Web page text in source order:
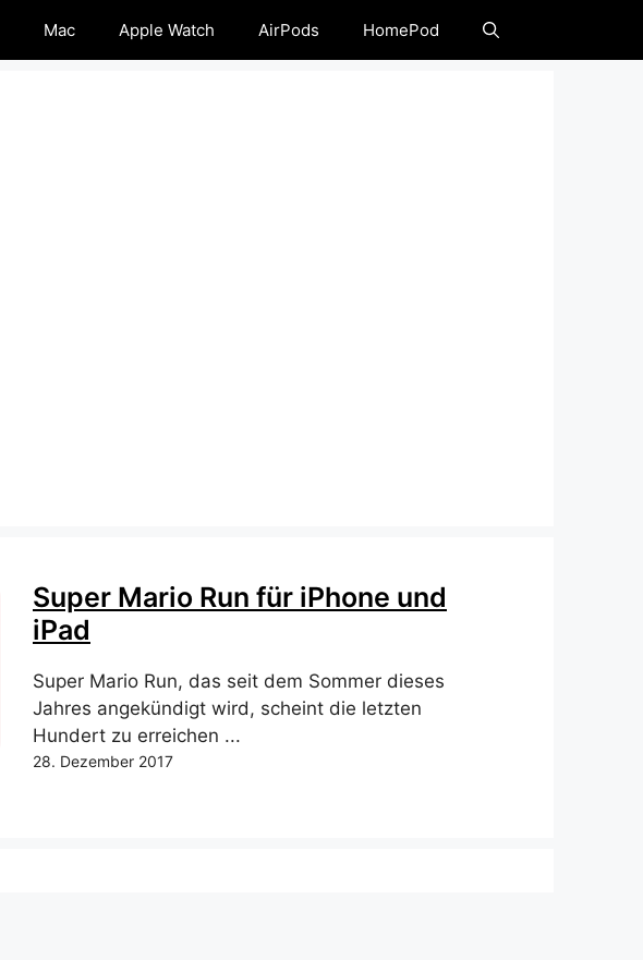
Mac Apple Watch AirPods HomePod
Super Mario Run für iPhone und
iPad
Super Mario Run, das seit dem Sommer dieses
Jahres angekündigt wird, scheint die letzten
Hundert zu erreichen ...
28. Dezember 2017